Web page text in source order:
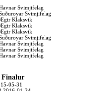
Svimjifelag
Svimjifelag
Ægir Klaksvik
Ægir Klaksvik
Ægir Klaksvik
Svimjifelag
Svimjifelag
Svimjifelag
Svimjifelag
Finalur
05-31